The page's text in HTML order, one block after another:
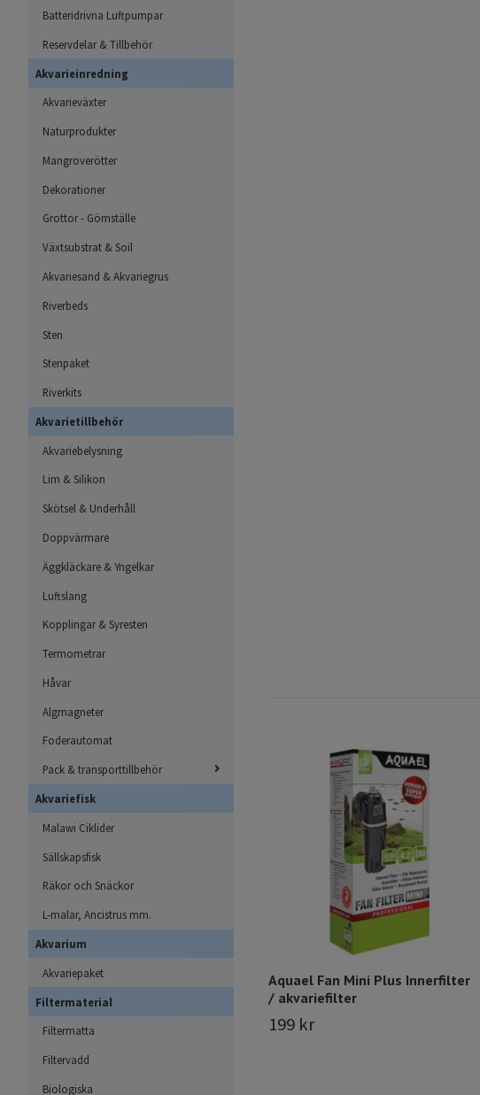
Batteridrivna Luftpumpar
Reservdelar & Tillbehör
Akvarieinredning
Akvarieväxter
Naturprodukter
Mangroverötter
Dekorationer
Grottor - Gömställe
Växtsubstrat & Soil
Akvariesand & Akvariegrus
Riverbeds
Sten
Stenpaket
Riverkits
Akvarietillbehör
Akvariebelysning
Lim & Silikon
Skötsel & Underhåll
Doppvärmare
Äggkläckare & Yngelkar
Luftslang
Kopplingar & Syresten
Termometrar
Håvar
Algmagneter
Foderautomat
Pack & transporttillbehör
Akvariefisk
Malawi Ciklider
Sällskapsfisk
Räkor och Snäckor
L-malar, Ancistrus mm.
Akvarium
Akvariepaket
Filtermaterial
Filtermatta
Filtervadd
Biologiska
Aquael Fan Mini Plus Innerfilter
/ akvariefilter
199 kr